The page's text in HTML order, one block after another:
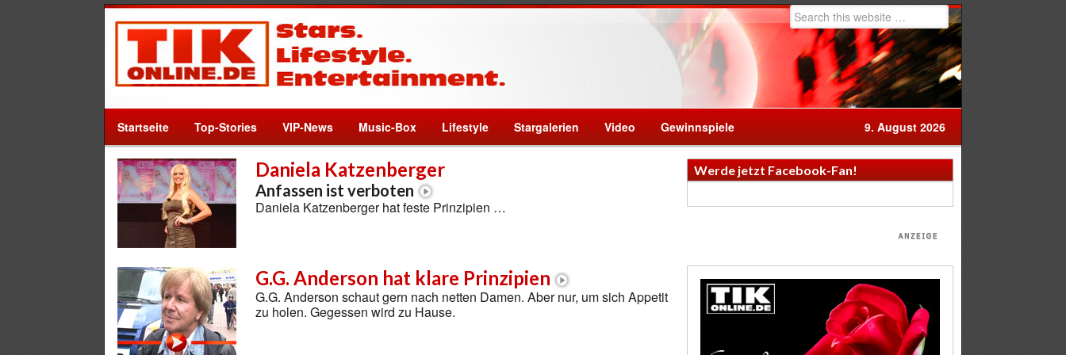
Startseite Top-Stories VIP-News Music-Box Lifestyle Stargalerien Video Gewinnspiele 9. August 2026
Daniela Katzenberger
Anfassen ist verboten
Daniela Katzenberger hat feste Prinzipien …
G.G. Anderson hat klare Prinzipien
G.G. Anderson schaut gern nach netten Damen. Aber nur, um sich Appetit
zu holen. Gegessen wird zu Hause.
Werde jetzt Facebook-Fan!